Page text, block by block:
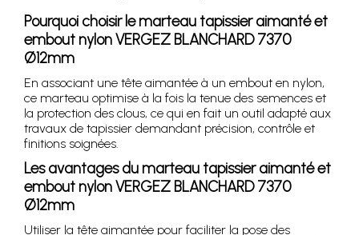
Pourquoi choisir le marteau tapissier aimanté et
embout nylon VERGEZ BLANCHARD 7370
Ø12mm
En associant une tête aimantée à un embout en nylon,
ce marteau optimise à la fois la tenue des semences et
la protection des clous, ce qui en fait un outil adapté aux
travaux de tapissier demandant précision, contrôle et
finitions soignées.
Les avantages du marteau tapissier aimanté et
embout nylon VERGEZ BLANCHARD 7370
Ø12mm
Utiliser la tête aimantée pour faciliter la pose des